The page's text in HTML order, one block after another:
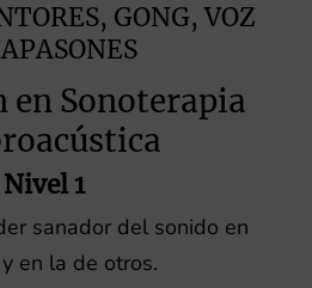
GONG, VOZ
en Sonoterapia
Nivel 1
sanador del sonido en
en la de otros.